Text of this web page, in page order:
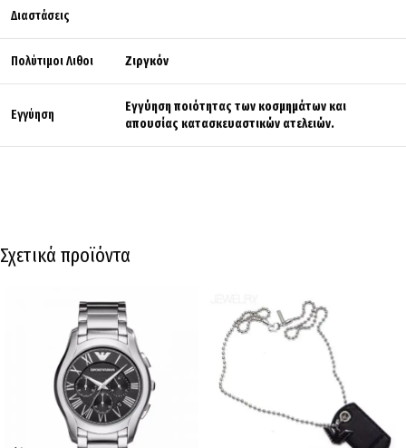
Διαστάσεις
Πολύτιμοι Λιθοι Ζιργκόν
Εγγύηση
Εγγύηση ποιότητας των κοσμημάτων και
απουσίας κατασκευαστικών ατελειών.
Σχετικά προϊόντα